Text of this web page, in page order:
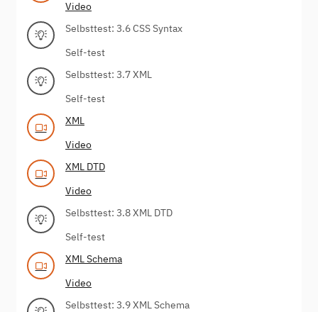
Video
Selbsttest: 3.6 CSS Syntax
Self-test
Selbsttest: 3.7 XML
Self-test
XML
Video
XML DTD
Video
Selbsttest: 3.8 XML DTD
Self-test
XML Schema
Video
Selbsttest: 3.9 XML Schema